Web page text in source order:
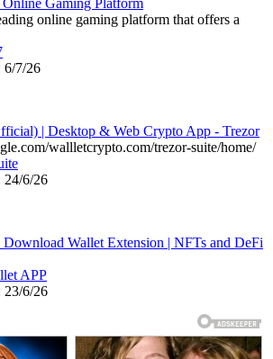
online gaming platform that offers a
6/7/26
| Desktop & Web Crypto App - Trezor
wallletcrypto.com/trezor-suite/home/
24/6/26
Wallet Extension | NFTs and DeFi
APP
23/6/26